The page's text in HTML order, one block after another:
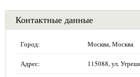
Контактные данные
Город: Москва, Москва
Адрес: 115088, ул.